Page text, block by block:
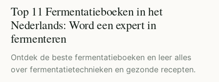
Top 11 Fermentatieboeken in het
Nederlands: Word een expert in
fermenteren
Ontdek de beste fermentatieboeken en leer alles
over fermentatietechnieken en gezonde recepten.